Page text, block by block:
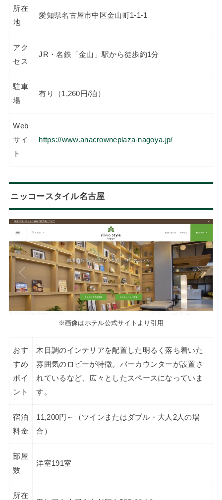
所在
地
愛知県名古屋市中区金山町1-1-1
アク
セス
JR・名鉄「金山」駅から徒歩約1分
駐車
場
有り（1,260円/泊）
Web
サイ
ト
https://www.anacrowneplaza-nagoya.jp/
ニッコースタイル名古屋
※画像はホテル公式サイトより引用
おす
すめ
ポイ
ント
木目調のインテリアを配置した明るく落ち着いた
雰囲気のロビーが特徴。バーカウンターが設置さ
れているなど、広々としたスペースになっていま
す。
宿泊
料金
11,200円～（ツインまたはダブル・大人2人の場
合）
部屋
数
洋室191室
所在